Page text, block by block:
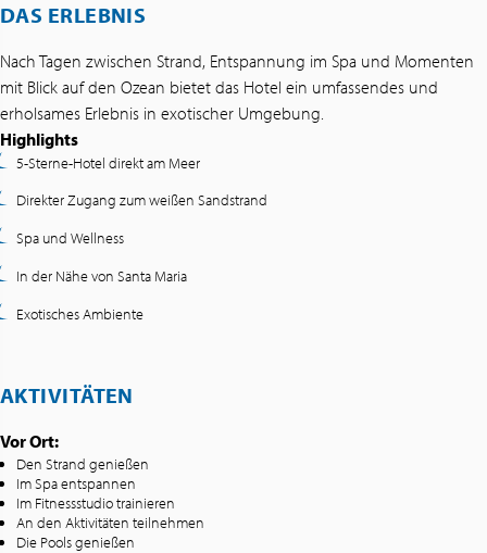
DAS ERLEBNIS
Nach Tagen zwischen Strand, Entspannung im Spa und Momenten
mit Blick auf den Ozean bietet das Hotel ein umfassendes und
erholsames Erlebnis in exotischer Umgebung.
Highlights
5-Sterne-Hotel direkt am Meer
Direkter Zugang zum weißen Sandstrand
Spa und Wellness
In der Nähe von Santa Maria
Exotisches Ambiente
AKTIVITÄTEN
Vor Ort:
Den Strand genießen
Im Spa entspannen
Im Fitnessstudio trainieren
An den Aktivitäten teilnehmen
Die Pools genießen